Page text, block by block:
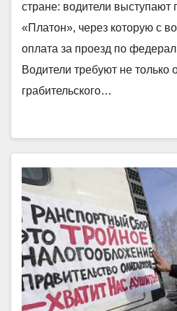
стране: водители выступают
«Платон», через которую с
оплата за проезд по
Водители требуют не только
грабительского…